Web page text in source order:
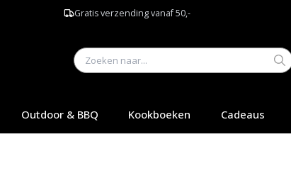
Gratis verzending vanaf 50,-
Outdoor & BBQ Kookboeken Cadeaus